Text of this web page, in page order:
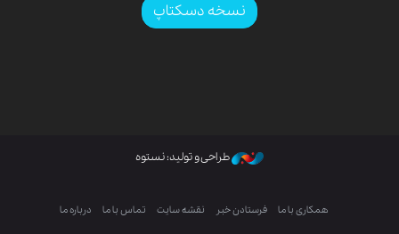
نسخه دسکتاپ
طراحی و تولید: نستوه
همکاری با ما فرستادن خبر نقشه سایت تماس با ما درباره ما